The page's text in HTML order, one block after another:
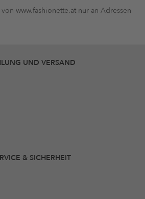
www.fashionette.at nur an Adressen
UND VERSAND
& SICHERHEIT